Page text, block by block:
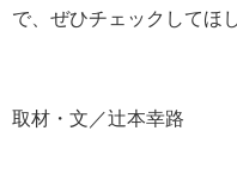
で、ぜひチェックしてほし
取材・文／辻本幸路